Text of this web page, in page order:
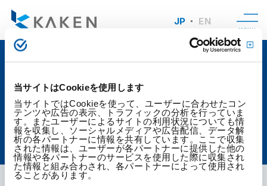
当サイトはCookieを使用します
当サイトではCookieを使って、ユーザーに合わせたコン
テンツや広告の表示、トラフィックの分析を行っていま
す。またユーザーによるサイトの利用状況についても情
報を収集し、ソーシャルメディアや広告配信、データ解
析の各パートナーに情報を共有しています。ここで収集
された情報は、ユーザーが各パートナーに提供した他の
情報や各パートナーのサービスを使用した際に収集され
た情報と組み合わされ、各パートナーによって使用され
ることがあります。
JP EN
MENU
ESGデータ集
TOP サステナビリティ サステナビリティ経営 ESGデータ集